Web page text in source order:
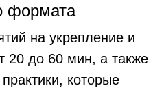
формата
на укрепление и
20 до 60 мин, а также
которые